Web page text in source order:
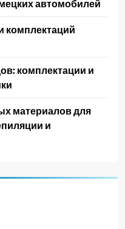
автомобилей
комплектаций
комплектации и
материалов для
и